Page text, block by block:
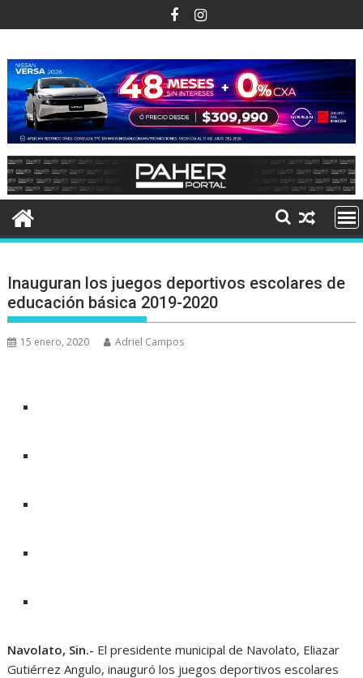
al
Inauguran los juegos deportivos escolares de
educación básica 2019-2020
15 enero, 2020 Adriel Campos
Navolato, Sin.- El presidente municipal de Navolato, Eliazar
Gutiérrez Angulo, inauguró los juegos deportivos escolares